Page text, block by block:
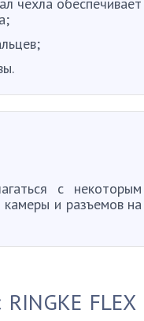
с некоторым
и разъемов на
FLEX